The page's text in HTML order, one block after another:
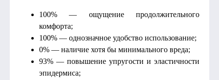
100% — ощущение продолжительного
комфорта;
100% — однозначное удобство использование;
0% — наличие хотя бы минимального вреда;
93% — повышение упругости и эластичности
эпидермиса;